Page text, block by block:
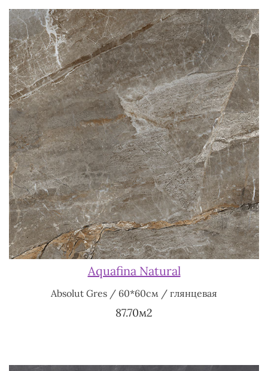
Aquafina Natural
Absolut Gres / 60*60см / глянцевая
87.70м2